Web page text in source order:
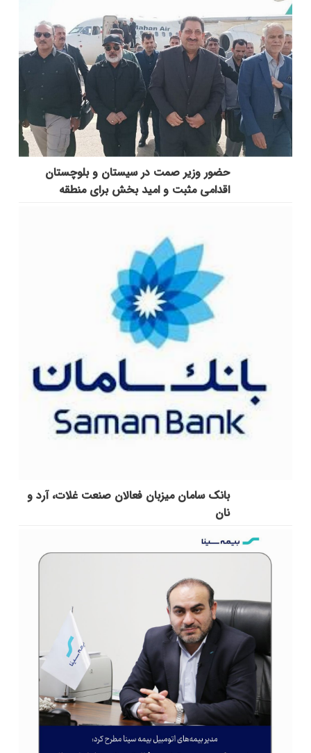
حضور وزیر صمت در سیستان و بلوچستان
اقدامی مثبت و امید بخش برای منطقه
بانک سامان میزبان فعالان صنعت غلات، آرد و
نان